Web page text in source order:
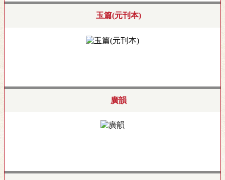
玉篇(元刊本)
廣韻